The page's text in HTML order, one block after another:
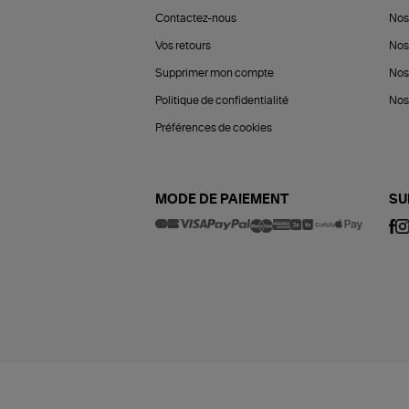
Contactez-nous
Vos retours
Supprimer mon compte
Politique de confidentialité
Préférences de cookies
MODE DE PAIEMENT